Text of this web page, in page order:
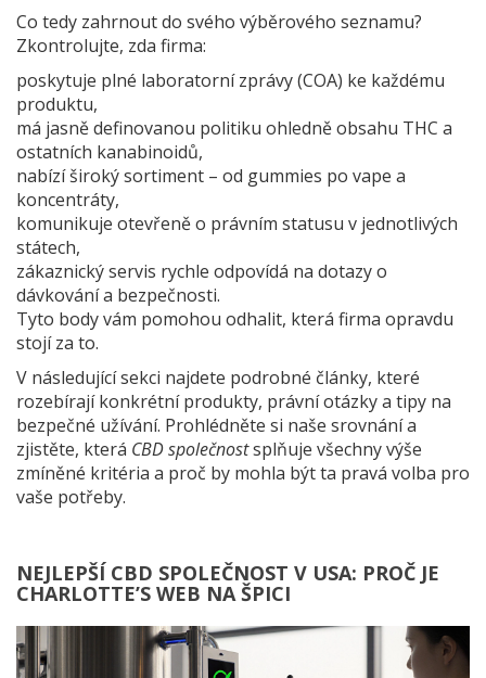
Co tedy zahrnout do svého výběrového seznamu?
Zkontrolujte, zda firma:
poskytuje plné laboratorní zprávy (COA) ke každému
produktu,
má jasně definovanou politiku ohledně obsahu THC a
ostatních kanabinoidů,
nabízí široký sortiment – od gummies po vape a
koncentráty,
komunikuje otevřeně o právním statusu v jednotlivých
státech,
zákaznický servis rychle odpovídá na dotazy o
dávkování a bezpečnosti.
Tyto body vám pomohou odhalit, která firma opravdu
stojí za to.
V následující sekci najdete podrobné články, které
rozebírají konkrétní produkty, právní otázky a tipy na
bezpečné užívání. Prohlédněte si naše srovnání a
zjistěte, která CBD společnostsplňuje všechny výše
zmíněné kritéria a proč by mohla být ta pravá volba pro
vaše potřeby.
NEJLEPŠÍ CBD SPOLEČNOST V USA: PROČ JE
CHARLOTTE’S WEB NA ŠPICI